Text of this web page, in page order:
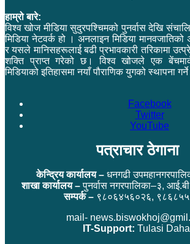
हाम्रो बारे:
विश्व खोज मीडिया सुदुरपश्चिमको पुनर्वास देखि
मिडिया नेटवर्क हो । अनलाइन मिडिया
र यसले मानिसहरूलाई बढी प्रभावकारी तरिकामा
शक्ति प्राप्त गरेको छ। विश्व खोजले एक
मिडियाको इतिहासमा नयाँ पौराणिक युगको स्थापना
Facebook
Twitter
YouTube
पत्राचार ठेगाना
केन्द्रिय कार्यालय – धनगढी
शाखा कार्यालय –पुनर्वास नगरपालिका–३,
सम्पर्क –९८०६४५६०२६,
mail-
IT-Support: Tulasi Dahal